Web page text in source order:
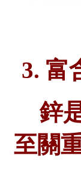
3. 富
鋅
至關